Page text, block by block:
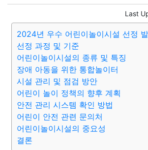
미용
요리 상품리뷰 원예 금융 게임
대출 자동차 취미 여행 맛집
종교 사회 정치 건강 의료
부동산 외국어 교육 교통
Last
2024년 우수 어린이놀이시설 선정
선정 과정 및 기준
어린이놀이시설의 종류 및 특징
장애 아동을 위한 통합놀이터
시설 관리 및 점검 방안
어린이 놀이 정책의 향후 계획
안전 관리 시스템 확인 방법
어린이 안전 관련 문의처
어린이놀이시설의 중요성
결론